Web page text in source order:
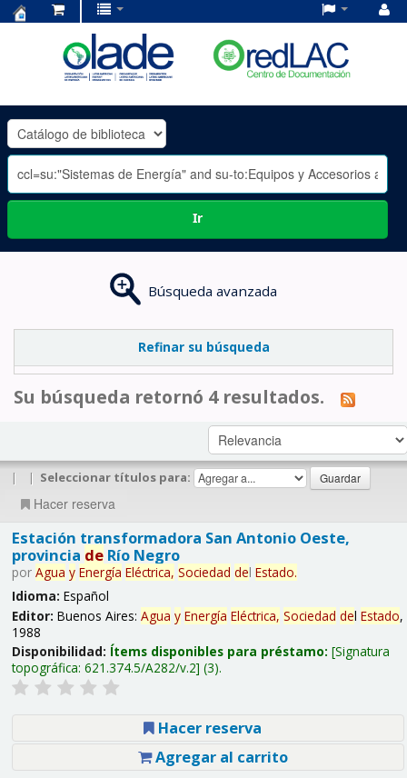
OLADE
-
Ir
Búsqueda avanzada
Refinar su búsqueda
Su búsqueda retornó 4 resultados.
| | Seleccionar títulos para:
Hacer reserva
Estación transformadora San Antonio Oeste,
provincia deRío Negro
por Agua y Energía Eléctrica, Sociedad del Estado.
Idioma: Español
Editor: Buenos Aires: Agua y Energía Eléctrica, Sociedad del Estado,
1988
Disponibilidad: Ítems disponibles para préstamo: Signatura
topográfica: 621.374.5/A282/v.2 (3).
Hacer reserva
Agregar al carrito